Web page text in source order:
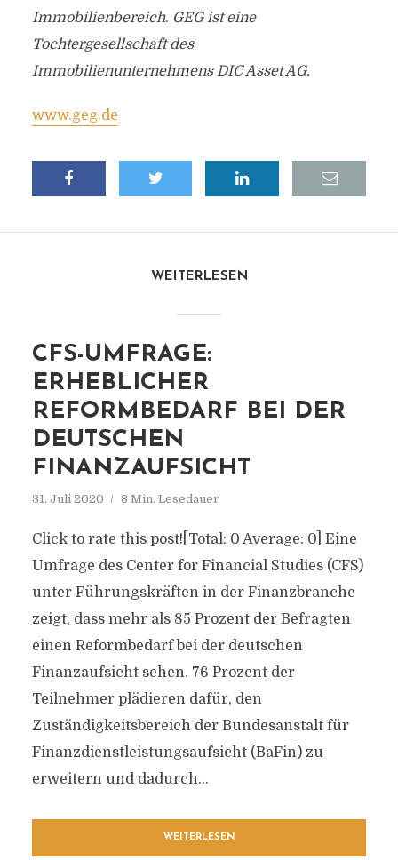
Immobilienbereich. GEG ist eine
Tochtergesellschaft des
Immobilienunternehmens DIC Asset AG.
www.geg.de
WEITERLESEN
CFS-UMFRAGE:
ERHEBLICHER
REFORMBEDARF BEI DER
DEUTSCHEN
FINANZAUFSICHT
31. Juli 2020 3 Min. Lesedauer
Click to rate this post![Total: 0 Average: 0] Eine
Umfrage des Center for Financial Studies (CFS)
unter Führungskräften in der Finanzbranche
zeigt, dass mehr als 85 Prozent der Befragten
einen Reformbedarf bei der deutschen
Finanzaufsicht sehen. 76 Prozent der
Teilnehmer plädieren dafür, den
Zuständigkeitsbereich der Bundesanstalt für
Finanzdienstleistungsaufsicht (BaFin) zu
erweitern und dadurch...
WEITERLESEN